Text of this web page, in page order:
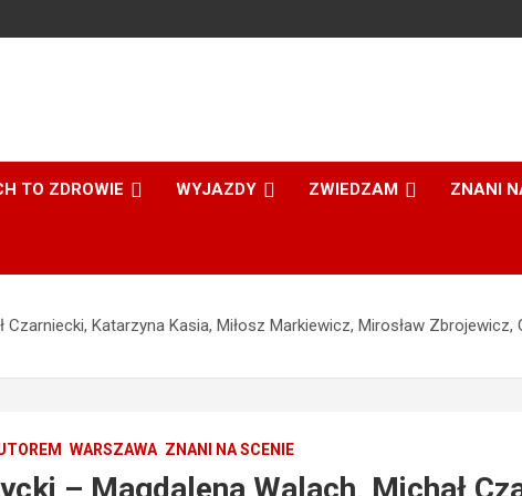
TO ZDROWIE WYJAZDY ZWIEDZAM ZNANI
Katarzyna Kasia, Miłosz Markiewicz, Mirosław
WARSZAWA ZNANI NA SCENIE